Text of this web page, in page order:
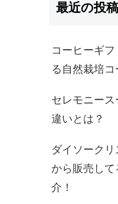
最近の投稿
コーヒーギフ
る自然栽培コ
セレモニー
違いとは？
ダイソーク
から販売し
介！